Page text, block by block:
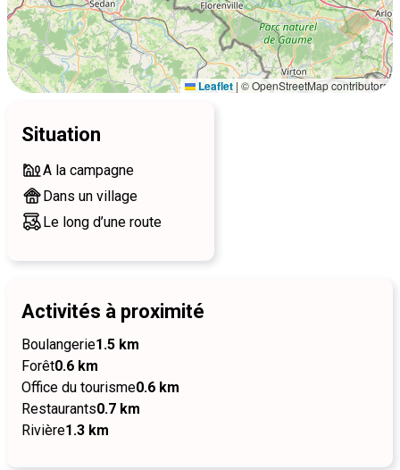
Leaflet | © OpenStreetMap contributors
Situation
A la campagne
Dans un village
Le long d’une route
Activités à proximité
Boulangerie1.5 km
Forêt0.6 km
Office du tourisme0.6 km
Restaurants0.7 km
Rivière1.3 km